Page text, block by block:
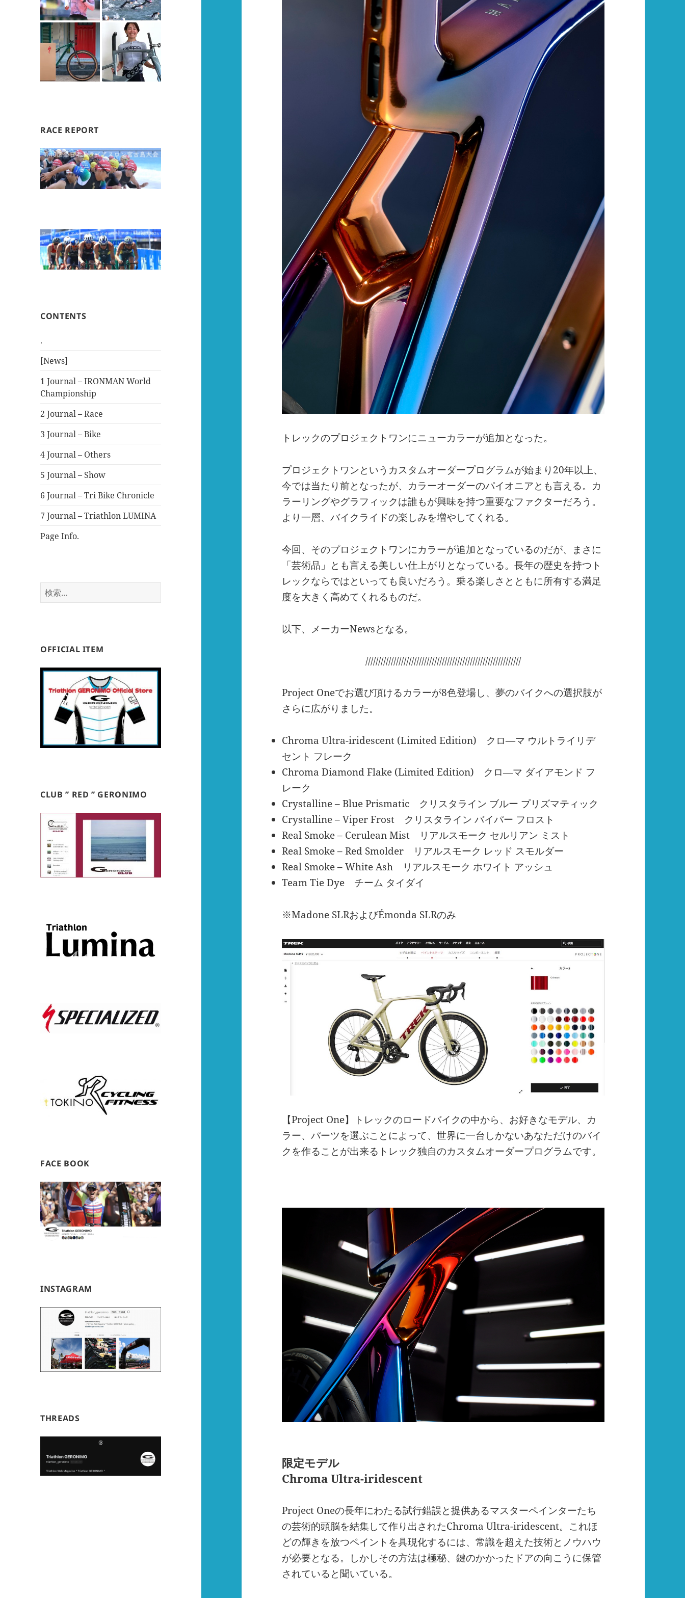
RACE REPORT
CONTENTS
.
[News]
1 Journal – IRONMAN World
Championship
2 Journal – Race
3 Journal – Bike
4 Journal – Others
5 Journal – Show
6 Journal – Tri Bike Chronicle
7 Journal – Triathlon LUMINA
Page Info.
検
索:
OFFICIAL ITEM
CLUB ” RED ” GERONIMO
FACE BOOK
INSTAGRAM
THREADS
トレックのプロジェクトワンにニューカラーが追加となった。
プロジェクトワンというカスタムオーダープログラムが始まり20年以上、
今では当たり前となったが、カラーオーダーのパイオニアとも言える。カ
ラーリングやグラフィックは誰もが興味を持つ重要なファクターだろう。
より一層、バイクライドの楽しみを増やしてくれる。
今回、そのプロジェクトワンにカラーが追加となっているのだが、まさに
「芸術品」とも言える美しい仕上がりとなっている。長年の歴史を持つト
レックならではといっても良いだろう。乗る楽しさとともに所有する満足
度を大きく高めてくれるものだ。
以下、メーカーNewsとなる。
/////////////////////////////////////////////////////////////
Project Oneでお選び頂けるカラーが8色登場し、夢のバイクへの選択肢が
さらに広がりました。
Chroma Ultra-iridescent (Limited Edition) クロ―マ ウルトライリデ
セント フレーク
Chroma Diamond Flake (Limited Edition) クロ―マ ダイアモンド フ
レーク
Crystalline – Blue Prismatic クリスタライン ブルー プリズマティック
Crystalline – Viper Frost クリスタライン バイパー フロスト
Real Smoke – Cerulean Mist リアルスモーク セルリアン ミスト
Real Smoke – Red Smolder リアルスモーク レッド スモルダー
Real Smoke – White Ash リアルスモーク ホワイト アッシュ
Team Tie Dye チーム タイダイ
※Madone SLRおよびÉmonda SLRのみ
【Project One】トレックのロードバイクの中から、お好きなモデル、カ
ラー、パーツを選ぶことによって、世界に一台しかないあなただけのバイ
クを作ることが出来るトレック独自のカスタムオーダープログラムです。
限定モデル
Chroma Ultra-iridescent
Project Oneの長年にわたる試行錯誤と提供あるマスターペインターたち
の芸術的頭脳を結集して作り出されたChroma Ultra-iridescent。これほ
どの輝きを放つペイントを具現化するには、常識を超えた技術とノウハウ
が必要となる。しかしその方法は極秘、鍵のかかったドアの向こうに保管
されていると聞いている。